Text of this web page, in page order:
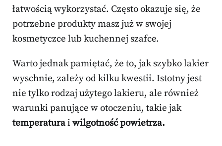
łatwością wykorzystać. Często okazuje się, że
potrzebne produkty masz już w swojej
kosmetyczce lub kuchennej szafce.
Warto jednak pamiętać, że to, jak szybko lakier
wyschnie, zależy od kilku kwestii. Istotny jest
nie tylko rodzaj użytego lakieru, ale również
warunki panujące w otoczeniu, takie jak
temperaturai wilgotność powietrza.